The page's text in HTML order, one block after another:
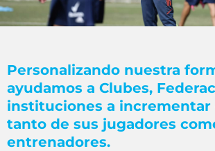
Personalizando nuestra
ayudamos a Clubes,
instituciones a incrementar
tanto de sus jugadores
entrenadores.